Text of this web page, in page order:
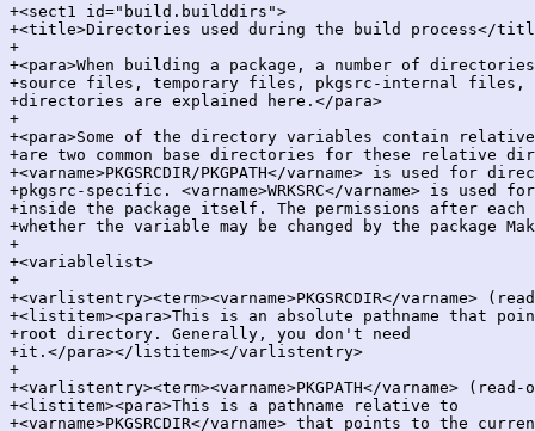
+<sect1 id="build.builddirs">
+<title>Directories used during the build process</
+
+<para>When building a package, a number of
+source files, temporary files, pkgsrc-internal files,
+directories are explained here.</para>
+
+<para>Some of the directory variables contain relative
+are two common base directories for these relative
+<varname>PKGSRCDIR/PKGPATH</varname> is used for
+pkgsrc-specific. <varname>WRKSRC</varname> is used
+inside the package itself. The permissions after
+whether the variable may be changed by the package
+
+<variablelist>
+
+<varlistentry><term><varname>PKGSRCDIR</varname>
+<listitem><para>This is an absolute pathname that
+root directory. Generally, you don't need
+it.</para></listitem></varlistentry>
+
+<varlistentry><term><varname>PKGPATH</varname>
+<listitem><para>This is a pathname relative to
+<varname>PKGSRCDIR</varname> that points to the